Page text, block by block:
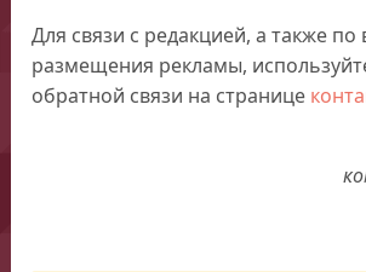
Для связи с редакцией, а также
размещения рекламы,
обратной связи на странице